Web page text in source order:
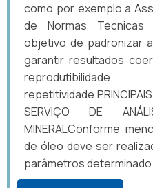
como por exemplo a
de Normas
objetivo de padronizar
garantir resultados
SERVIÇO DE
MINERALConforme
de óleo deve ser
parâmetros determinado.